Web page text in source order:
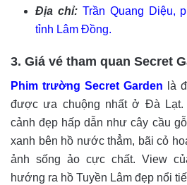
Địa chỉ: Trần Quang Diệu,
tỉnh Lâm Đồng.
3. Giá vé tham quan Secret
Phim trường Secret Garden là
được ưa chuộng nhất ở Đà
cảnh đẹp hấp dẫn như cây cầu
xanh bên hồ nước thẳm, bãi cỏ
ảnh sống ảo cực chất. View
hướng ra hồ Tuyền Lâm đẹp nổi